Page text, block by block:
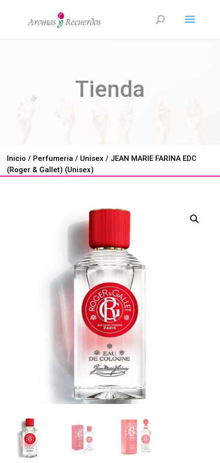
Tienda
Inicio / Perfumeria / Unisex / JEAN MARIE FARINA EDC
(Roger & Gallet) (Unisex)